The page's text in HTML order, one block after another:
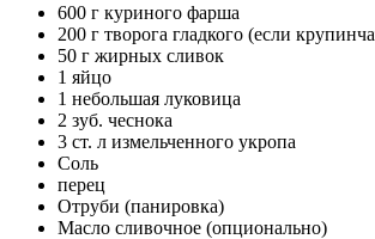
600 г куриного фарша
200 г творога гладкого (если
50 г жирных сливок
1 яйцо
1 небольшая луковица
2 зуб. чеснока
3 ст. л измельченного укропа
Соль
перец
Отруби (панировка)
Масло сливочное (опционально)